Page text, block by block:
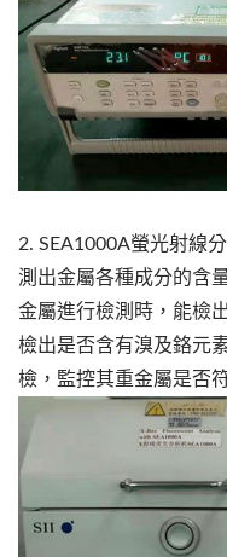
2. SEA1000A螢光射線
測出金屬各種成分的含
金屬進行檢測時，能檢
檢出是否含有溴及鉻元
檢，監控其重金屬是否